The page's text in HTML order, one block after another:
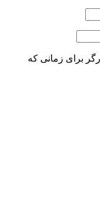
برای زمانی که